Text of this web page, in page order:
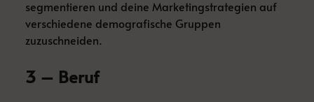
segmentieren und deine Marketingstrategien auf
verschiedene demografische Gruppen
zuzuschneiden.
3 – Beruf